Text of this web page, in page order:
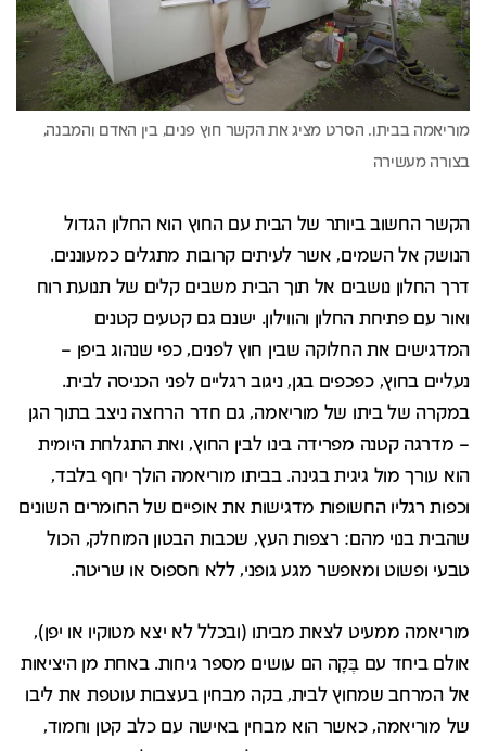
הקשר החשוב ביותר של הבית עם החוץ הוא החלון הגדול
הנושק אל השמים, אשר לעיתים קרובות מתגלים כמעוננים.
דרך החלון נושבים אל תוך הבית משבים קלים של תנועת רוח
ואור עם פתיחת החלון והווילון. ישנם גם קטעים קטנים
המדגישים את החלוקה שבין חוץ לפנים, כפי שנהוג ביפן –
נעליים בחוץ, כפכפים בגן, ניגוב רגליים לפני הכניסה לבית.
במקרה של ביתו של מוריאמה, גם חדר הרחצה ניצב בתוך הגן
– מדרגה קטנה מפרידה בינו לבין החוץ, ואת התגלחת היומית
הוא עורך מול גיגית בגינה. בביתו מוריאמה הולך יחף בלבד,
וכפות רגליו החשופות מדגישות את אופיים של החומרים השונים
שהבית בנוי מהם: רצפות העץ, שכבות הבטון המוחלק, הכול
טבעי ופשוט ומאפשר מגע גופני, ללא חספוס או שריטה.
מוריאמה ממעיט לצאת מביתו (ובכלל לא יצא מטוקיו או יפן),
אולם ביחד עם בֶּקָה הם עושים מספר גיחות. באחת מן היציאות
אל המרחב שמחוץ לבית, בקה מבחין בעצבות עוטפת את ליבו
של מוריאמה, כאשר הוא מבחין באישה עם כלב קטן וחמוד,